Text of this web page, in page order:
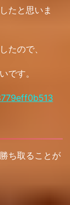
たと思いま
たので、
です。
ち取ることが